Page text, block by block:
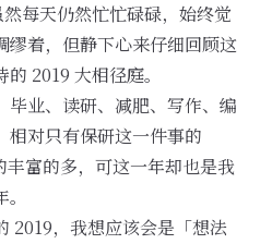
每天仍然忙忙碌碌，始终觉
缪着，但静下心来仔细回顾这
2019 大相径庭。
毕业、读研、减肥、写作、编
相对只有保研这一件事的
丰富的多，可这一年却也是我
2019，我想应该会是「想法